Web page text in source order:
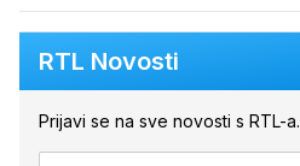
RTL Novosti
Prijavi se na sve novosti s RTL-a.